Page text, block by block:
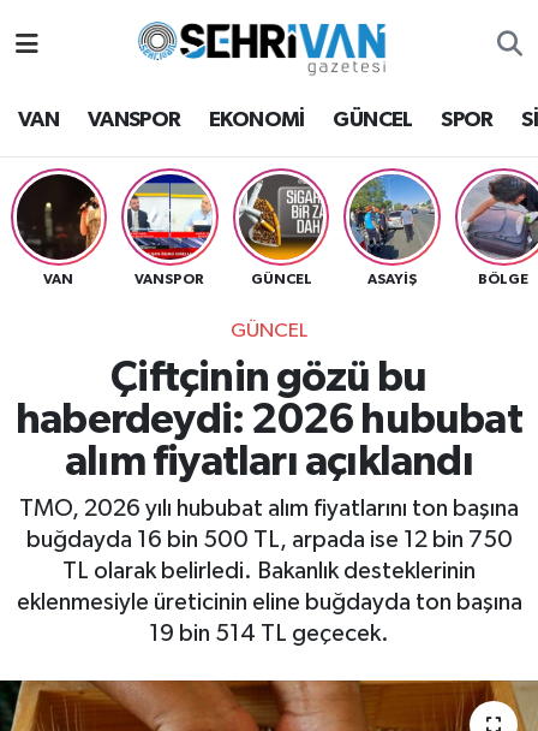
VAN VANSPOR EKONOMİ GÜNCEL SPOR
VAN VANSPOR GÜNCEL ASAYİŞ BÖLGE
GÜNCEL
Çiftçinin gözü bu
haberdeydi: 2026 hububat
alım fiyatları açıklandı
TMO, 2026 yılı hububat alım fiyatlarını ton başına
buğdayda 16 bin 500 TL, arpada ise 12 bin 750
TL olarak belirledi. Bakanlık desteklerinin
eklenmesiyle üreticinin eline buğdayda ton başına
19 bin 514 TL geçecek.
Van Hava Durumu
VAN Namaz Vakitleri
Van Trafik Yoğunluk Haritası
Süper Lig Puan Durumu ve Fikstür
Tüm Manşetler
Son Dakika Haberleri
Haber Arşivi